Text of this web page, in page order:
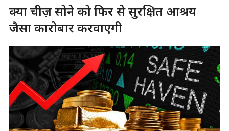
क्या चीज़ सोने को फिर से सुरक्षित आश्रय
जैसा कारोबार करवाएगी